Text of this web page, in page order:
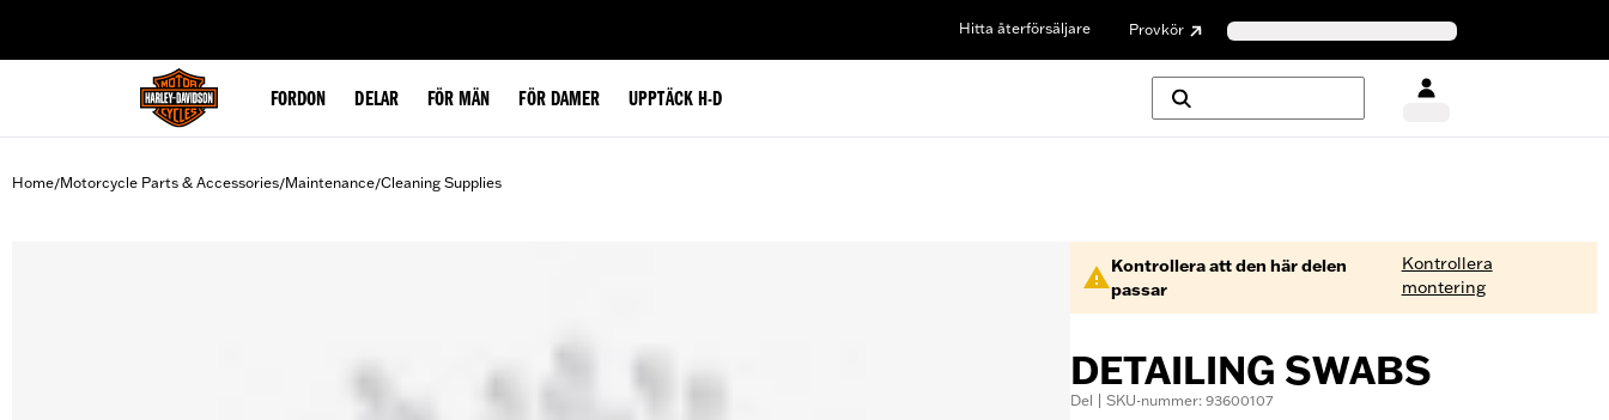
Hitta återförsäljare Provkör
FORDON DELAR FÖR MÄN FÖR DAMER UPPTÄCK H-D
Home/Motorcycle Parts & Accessories/Maintenance/Cleaning Supplies
Kontrollera att den här delen
passar
Kontrollera
montering
DETAILING SWABS
Del | SKU-nummer: 93600107